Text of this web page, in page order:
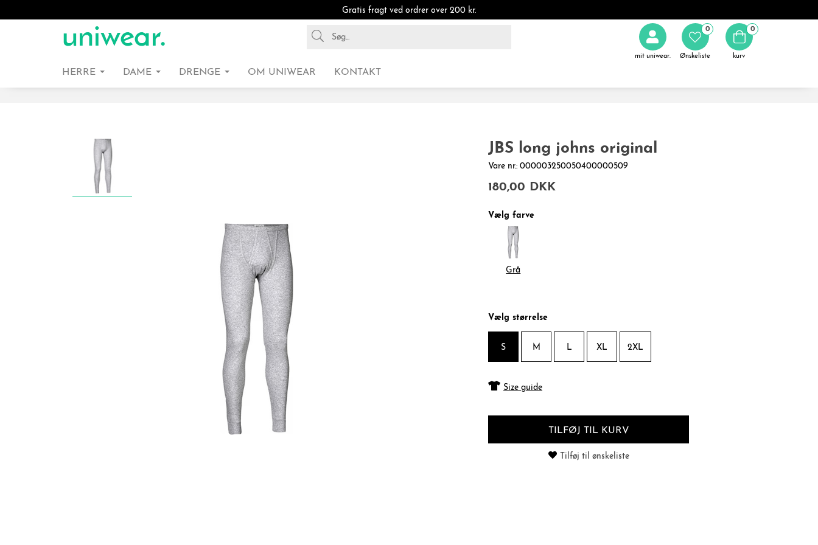
Gratis fragt ved ordrer over 200 kr.
mit uniwear. Ønskeliste
0 0
kurv
HERRE DAME DRENGE OM UNIWEAR KONTAKT
JBS long johns original
Vare nr.: 000003250050400000509
180,00 DKK
Vælg farve
Grå
Vælg størrelse
S M L XL 2XL
Size guide
TILFØJ TIL KURV
Tilføj til ønskeliste